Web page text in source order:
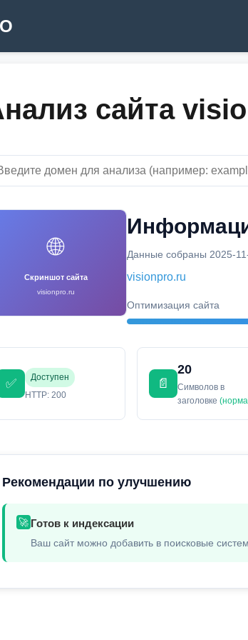
сайта
🌐
Скриншот сайта
visionpro.ru
Данные собраны 2025-
visionpro.ru
Оптимизация сайта
✅
Доступен
HTTP: 200
📄
20
Символов в
заголовке
Рекомендации по улучшению
🚀 Готов к индексации
Ваш сайт можно добавить в поисковые